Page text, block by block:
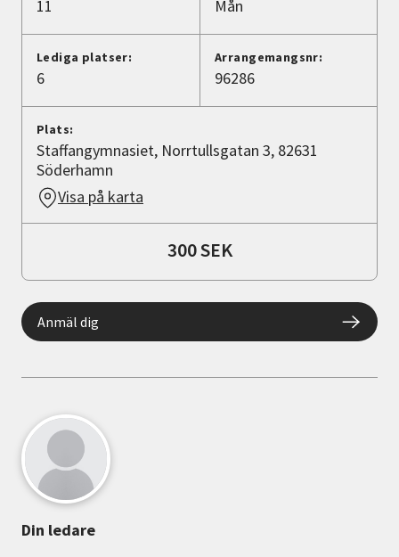
Lyssna
11 Mån
Lediga platser:
6
Arrangemangsnr:
96286
Plats:
Staffangymnasiet, Norrtullsgatan 3, 82631
Söderhamn
Visa på karta
300 SEK
Anmäl dig
Din ledare